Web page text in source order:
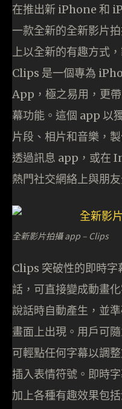
在推出新 iPhone 和
一款全新的全新影片
上以全新的有趣方式
Clips 是一個專為
App，極之易用，更
幕功能。這個 app 以
片段、相片和音樂，
透過訊息 app，或在
熱門社交網絡上與朋友
全新影片拍攝 app – Clips
Clips 突破性的即時字
話，可直接變成動畫
說話時自動產生，並
畫面上出現。用戶可
可輕點任何字幕以調
插入表情符號。即時
加上各種有趣效果包